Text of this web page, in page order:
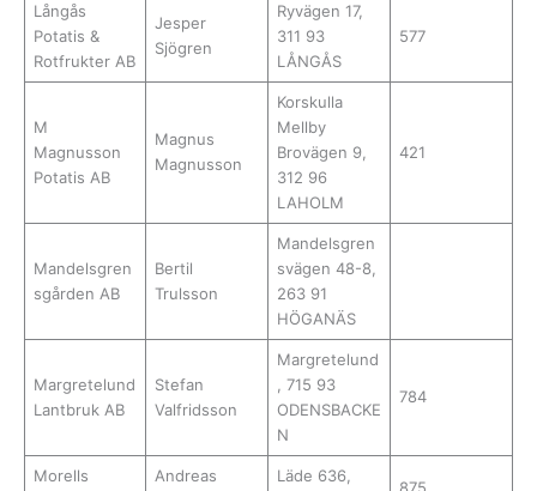
Långås
Potatis &
Rotfrukter AB
Jesper
Sjögren
Ryvägen 17,
311 93
LÅNGÅS
577
M
Magnusson
Potatis AB
Magnus
Magnusson
Korskulla
Mellby
Brovägen 9,
312 96
LAHOLM
421
Mandelsgren
sgården AB
Bertil
Trulsson
Mandelsgren
svägen 48-8,
263 91
HÖGANÄS
Margretelund
Lantbruk AB
Stefan
Valfridsson
Margretelund
, 715 93
ODENSBACKE
N
784
Morells
Andreas
Läde 636,